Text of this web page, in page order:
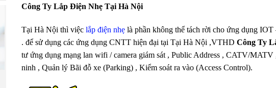
Công Ty Lắp Điện Nhẹ Tại Hà Nội
Tại Hà Nội thì việc lắp điện nhẹ là phần không thể tách rời cho ứng dụng
. để sử dụng các ứng dụng CNTT hiện đại tại Tại Hà Nội ,VTHD Công Ty
tư ứng dụng mạng lan wifi / camera giám sát , Public Address , CATV/
ninh , Quản lý Bãi đỗ xe (Parking) , Kiểm soát ra vào (Access Control).